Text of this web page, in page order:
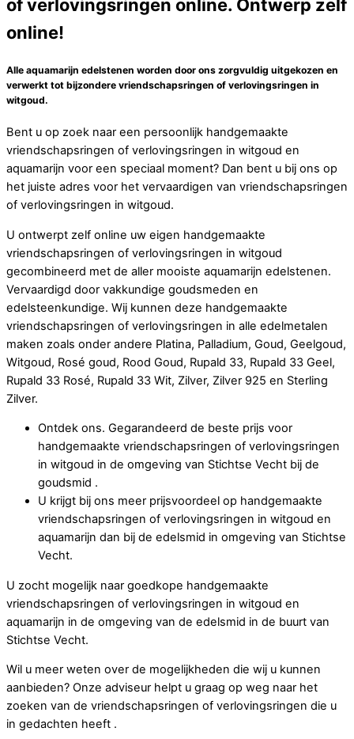
of verlovingsringen online. Ontwerp zelf
online!
Alle aquamarijn edelstenen worden door ons zorgvuldig uitgekozen en
verwerkt tot bijzondere vriendschapsringen of verlovingsringen in
witgoud.
Bent u op zoek naar een persoonlijk handgemaakte
vriendschapsringen of verlovingsringen in witgoud en
aquamarijn voor een speciaal moment? Dan bent u bij ons op
het juiste adres voor het vervaardigen van vriendschapsringen
of verlovingsringen in witgoud.
U ontwerpt zelf online uw eigen handgemaakte
vriendschapsringen of verlovingsringen in witgoud
gecombineerd met de aller mooiste aquamarijn edelstenen.
Vervaardigd door vakkundige goudsmeden en
edelsteenkundige. Wij kunnen deze handgemaakte
vriendschapsringen of verlovingsringen in alle edelmetalen
maken zoals onder andere Platina, Palladium, Goud, Geelgoud,
Witgoud, Rosé goud, Rood Goud, Rupald 33, Rupald 33 Geel,
Rupald 33 Rosé, Rupald 33 Wit, Zilver, Zilver 925 en Sterling
Zilver.
Ontdek ons. Gegarandeerd de beste prijs voor
handgemaakte vriendschapsringen of verlovingsringen
in witgoud in de omgeving van Stichtse Vecht bij de
goudsmid .
U krijgt bij ons meer prijsvoordeel op handgemaakte
vriendschapsringen of verlovingsringen in witgoud en
aquamarijn dan bij de edelsmid in omgeving van Stichtse
Vecht.
U zocht mogelijk naar goedkope handgemaakte
vriendschapsringen of verlovingsringen in witgoud en
aquamarijn in de omgeving van de edelsmid in de buurt van
Stichtse Vecht.
Wil u meer weten over de mogelijkheden die wij u kunnen
aanbieden? Onze adviseur helpt u graag op weg naar het
zoeken van de vriendschapsringen of verlovingsringen die u
in gedachten heeft .